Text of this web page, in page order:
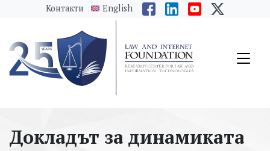
messages.Skip to main content
Контакти English
Докладът за динамиката